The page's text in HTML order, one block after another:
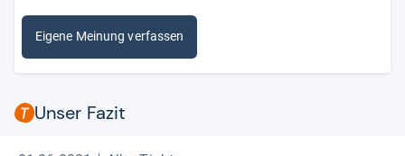
Eigene Meinung verfassen
Unser Fazit